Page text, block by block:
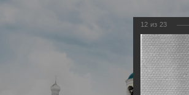
12 из 23